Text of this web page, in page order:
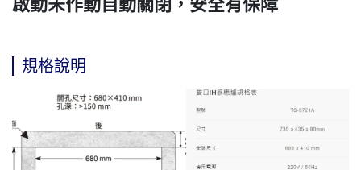
啟動未作動自動關閉，安全有保障
規格說明